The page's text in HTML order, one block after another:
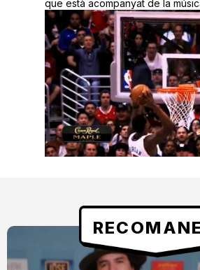
que està acompanyat de la